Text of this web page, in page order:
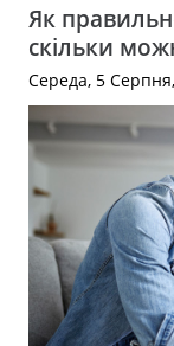
Як
скільки
Середа, 5